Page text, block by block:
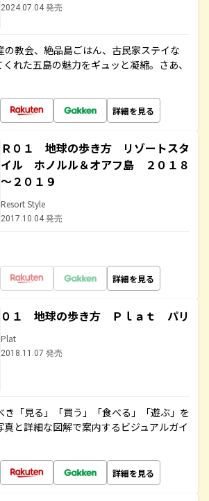
2024.07.04 発売
の教会、絶品島ごはん、古民家ステイな
れた五島の魅力をギュッと凝縮。さあ、
詳細を見る
Ｒ０１ 地球の歩き方 リゾートスタ
イル ホノルル＆オアフ島 ２０１８
～２０１９
Resort Style
2017.10.04 発売
詳細を見る
０１ 地球の歩き方 Ｐｌａｔ パリ
Plat
2018.11.07 発売
き「見る」「買う」「食べる」「遊ぶ」を
と詳細な図解で案内するビジュアルガイ
詳細を見る